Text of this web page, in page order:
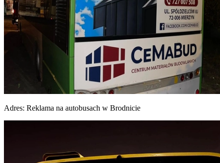
Adres: Reklama na autobusach w Brodnicie